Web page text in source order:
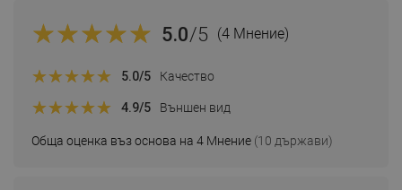
5.0/5 (4 Мнение)
Обща оценка въз основа на 4 Мнение (10 държави)
5.0/5 Качество
4.9/5 Външен вид